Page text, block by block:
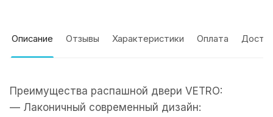
Описание Отзывы Характеристики Оплата
Преимущества распашной двери VETRO:
— Лаконичный современный дизайн: